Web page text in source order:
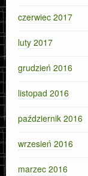
czerwiec 2017
luty 2017
grudzień 2016
listopad 2016
październik 2016
wrzesień 2016
marzec 2016